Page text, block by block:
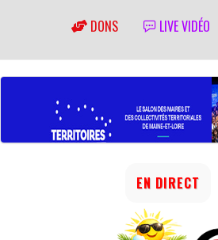
DONS LIVE VIDÉO
EN DIRECT